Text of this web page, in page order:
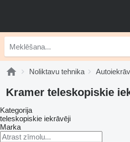
Noliktavu tehnika
Kramer teleskopiskie
Kategorija
teleskopiskie iekrāvēji
Marka